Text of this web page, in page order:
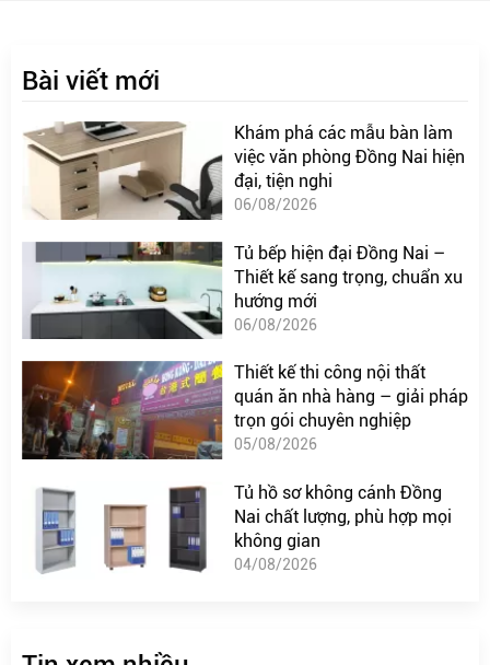
Bài viết mới
Khám phá các mẫu bàn làm
việc văn phòng Đồng Nai hiện
đại, tiện nghi
06/08/2026
Tủ bếp hiện đại Đồng Nai –
Thiết kế sang trọng, chuẩn xu
hướng mới
06/08/2026
Thiết kế thi công nội thất
quán ăn nhà hàng – giải pháp
trọn gói chuyên nghiệp
05/08/2026
Tủ hồ sơ không cánh Đồng
Nai chất lượng, phù hợp mọi
không gian
04/08/2026